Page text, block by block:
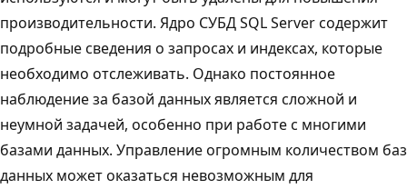
производительности. Ядро СУБД SQL Server содержит
подробные сведения о запросах и индексах, которые
необходимо отслеживать. Однако постоянное
наблюдение за базой данных является сложной и
неумной задачей, особенно при работе с многими
базами данных. Управление огромным количеством баз
данных может оказаться невозможным для